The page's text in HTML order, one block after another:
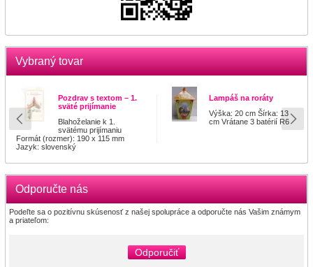
Vybraný tovar
Pozdrav s textom – 1.
sväté prijímanie
Blahoželanie k 1.
svätému prijímaniu
Formát (rozmer): 190 x 115 mm
Jazyk: slovenský
Lampáš na roráty
Výška: 20 cm Šírka: 13
cm Vrátane 3 batérií R6
Odporučte nás
Podeľte sa o pozitívnu skúsenosť z našej spolupráce a odporučte nás Vašim známym
a priateľom:
Odporučiť